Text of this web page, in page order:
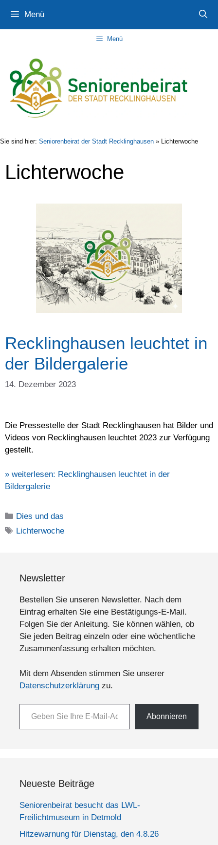
Inhalt
springen
Navigation
springen
Inhalt
springen
Menü
Menü
Sie sind hier: Seniorenbeirat der Stadt Recklinghausen » Lichterwoche
Lichterwoche
Recklinghausen leuchtet in
der Bildergalerie
14. Dezember 2023
Die Pressestelle der Stadt Recklinghausen hat Bilder und
Videos von Recklinghausen leuchtet 2023 zur Verfügung
gestellt.
» weiterlesen: Recklinghausen leuchtet in der
Bildergalerie
Kategorien
Dies und das
Schlagwörter
Lichterwoche
Newsletter
Bestellen Sie unseren Newsletter. Nach dem
Eintrag erhalten Sie eine Bestätigungs-E-Mail.
Folgen Sie der Anleitung. Sie können wählen, ob
Sie jeden Beitrag einzeln oder eine wöchentliche
Zusammenfassung erhalten möchten.
Mit dem Absenden stimmen Sie unserer
Datenschutzerklärung zu.
Geben Sie Ihre E-Mail-Adresse ein ...
Abonnieren
Neueste Beiträge
Seniorenbeirat besucht das LWL-
Freilichtmuseum in Detmold
Hitzewarnung für Dienstag, den 4.8.26